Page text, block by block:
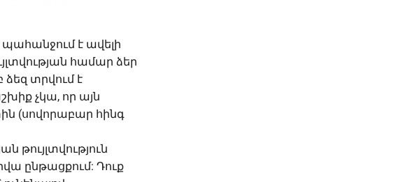
է ավելի
համար ձեր
ձեզ տրվում է
չկա, որ այն
(սովորաբար հինգ
թույլտվություն
ընթացքում: Դուք